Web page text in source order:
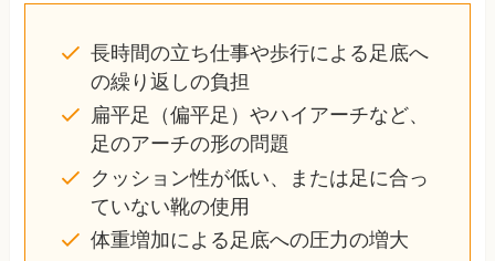
長時間の立ち仕事や歩行による足底へ
の繰り返しの負担
扁平足（偏平足）やハイアーチなど、
足のアーチの形の問題
クッション性が低い、または足に合っ
ていない靴の使用
体重増加による足底への圧力の増大